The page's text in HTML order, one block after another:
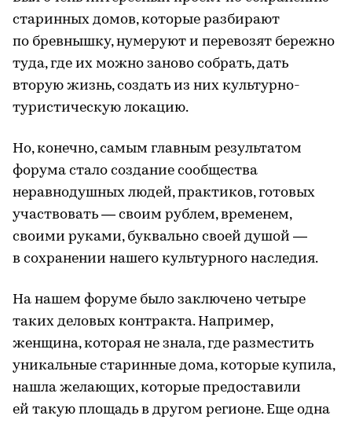
старинных домов, которые разбирают
по бревнышку, нумеруют и перевозят бережно
туда, где их можно заново собрать, дать
вторую жизнь, создать из них культурно-
туристическую локацию.
Но, конечно, самым главным результатом
форума стало создание сообщества
неравнодушных людей, практиков, готовых
участвовать — своим рублем, временем,
своими руками, буквально своей душой —
в сохранении нашего культурного наследия.
На нашем форуме было заключено четыре
таких деловых контракта. Например,
женщина, которая не знала, где разместить
уникальные старинные дома, которые купила,
нашла желающих, которые предоставили
ей такую площадь в другом регионе. Еще одна